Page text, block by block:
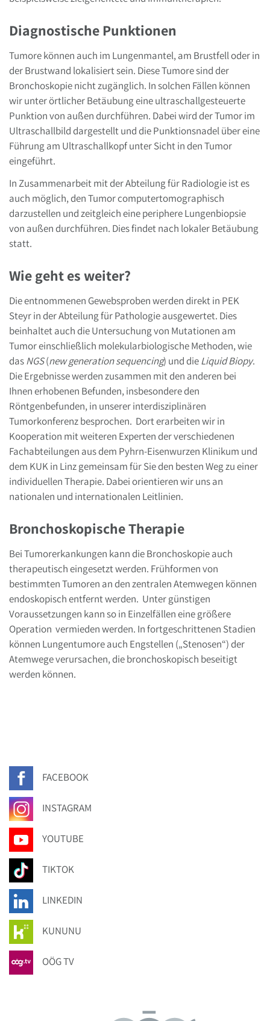
Diagnostische Punktionen
Tumore können auch im Lungenmantel, am Brustfell oder in
der Brustwand lokalisiert sein. Diese Tumore sind der
Bronchoskopie nicht zugänglich. In solchen Fällen können
wir unter örtlicher Betäubung eine ultraschallgesteuerte
Punktion von außen durchführen. Dabei wird der Tumor im
Ultraschallbild dargestellt und die Punktionsnadel über eine
Führung am Ultraschallkopf unter Sicht in den Tumor
eingeführt.
In Zusammenarbeit mit der Abteilung für Radiologie ist es
auch möglich, den Tumor computertomographisch
darzustellen und zeitgleich eine periphere Lungenbiopsie
von außen durchführen. Dies findet nach lokaler Betäubung
statt.
Wie geht es weiter?
Die entnommenen Gewebsproben werden direkt in PEK
Steyr in der Abteilung für Pathologie ausgewertet. Dies
beinhaltet auch die Untersuchung von Mutationen am
Tumor einschließlich molekularbiologische Methoden, wie
dasNGS(new generation sequencing) und dieLiquid Biopy.
Die Ergebnisse werden zusammen mit den anderen bei
Ihnen erhobenen Befunden, insbesondere den
Röntgenbefunden, in unserer interdisziplinären
Tumorkonferenz besprochen. Dort erarbeiten wir in
Kooperation mit weiteren Experten der verschiedenen
Fachabteilungen aus dem Pyhrn-Eisenwurzen Klinikum und
dem KUK in Linz gemeinsam für Sie den besten Weg zu einer
individuellen Therapie. Dabei orientieren wir uns an
nationalen und internationalen Leitlinien.
Bronchoskopische Therapie
Bei Tumorerkankungen kann die Bronchoskopie auch
therapeutisch eingesetzt werden. Frühformen von
bestimmten Tumoren an den zentralen Atemwegen können
endoskopisch entfernt werden. Unter günstigen
Voraussetzungen kann so in Einzelfällen eine größere
Operation vermieden werden. In fortgeschrittenen Stadien
können Lungentumore auch Engstellen („Stenosen“) der
Atemwege verursachen, die bronchoskopisch beseitigt
werden können.
FACEBOOK
INSTAGRAM
YOUTUBE
TIKTOK
LINKEDIN
KUNUNU
OÖG TV